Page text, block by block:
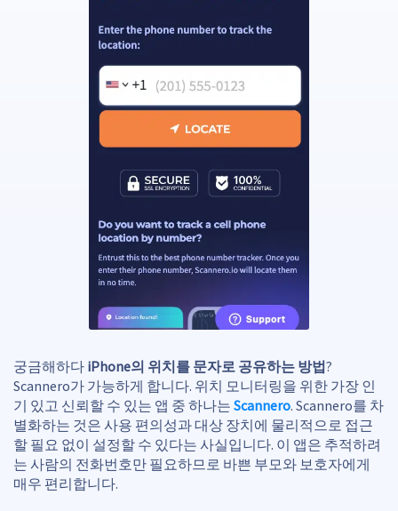
궁금해하다 iPhone의 위치를 문자로 공유하는 방법?
Scannero가 가능하게 합니다. 위치 모니터링을 위한 가장 인
기 있고 신뢰할 수 있는 앱 중 하나는 Scannero. Scannero를 차
별화하는 것은 사용 편의성과 대상 장치에 물리적으로 접근
할 필요 없이 설정할 수 있다는 사실입니다. 이 앱은 추적하려
는 사람의 전화번호만 필요하므로 바쁜 부모와 보호자에게
매우 편리합니다.